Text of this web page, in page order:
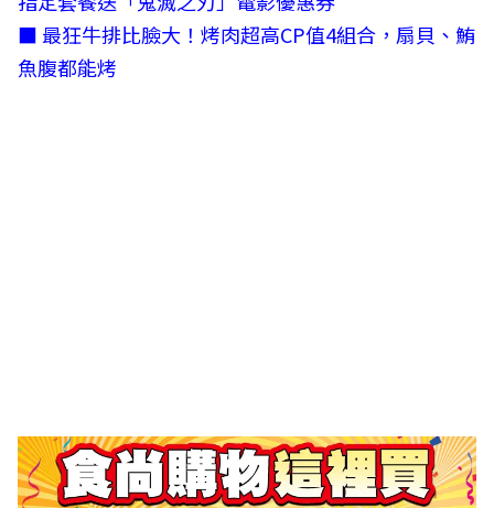
■ 最狂牛排比臉大！烤肉超高CP值4組合，扇貝、鮪
魚腹都能烤